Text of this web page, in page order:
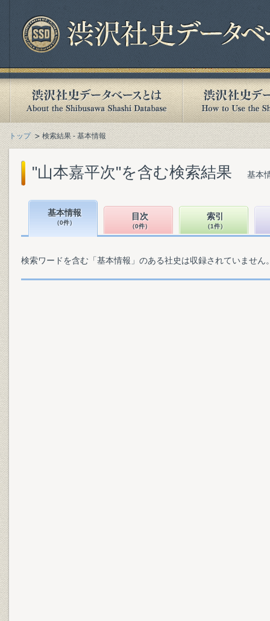
トップ 検索結果 - 基本情報
"山本嘉平次"を含む検索結果 基本
基本情報
（0件）
目次
（0件）
索引
（1件）
検索ワードを含む「基本情報」のある社史は収録されていません